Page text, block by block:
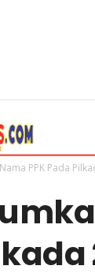
PPK Pada